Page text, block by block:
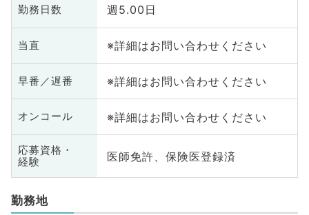
勤務日数 週5.00日
当直 ※詳細はお問い合わせください
早番／遅番 ※詳細はお問い合わせください
オンコール ※詳細はお問い合わせください
応募資格・
経験
医師免許、保険医登録済
勤務地